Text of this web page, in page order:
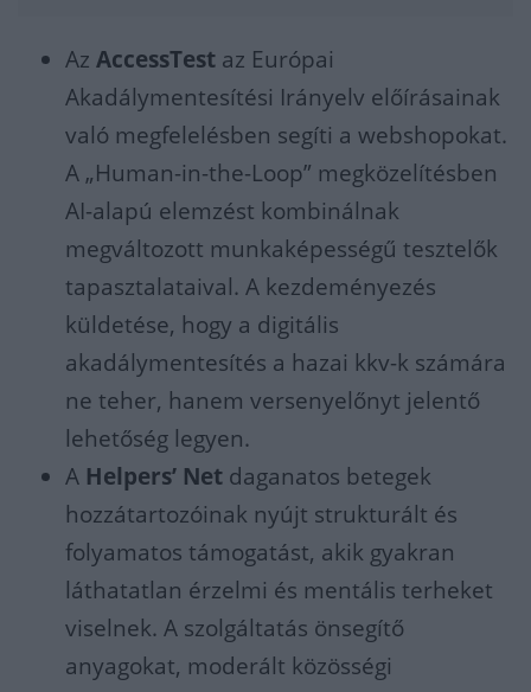
Az AccessTest az Európai
Akadálymentesítési Irányelv előírásainak
való megfelelésben segíti a webshopokat.
A „Human-in-the-Loop” megközelítésben
AI-alapú elemzést kombinálnak
megváltozott munkaképességű tesztelők
tapasztalataival. A kezdeményezés
küldetése, hogy a digitális
akadálymentesítés a hazai kkv-k számára
ne teher, hanem versenyelőnyt jelentő
lehetőség legyen.
A Helpers’ Net daganatos betegek
hozzátartozóinak nyújt strukturált és
folyamatos támogatást, akik gyakran
láthatatlan érzelmi és mentális terheket
viselnek. A szolgáltatás önsegítő
anyagokat, moderált közösségi